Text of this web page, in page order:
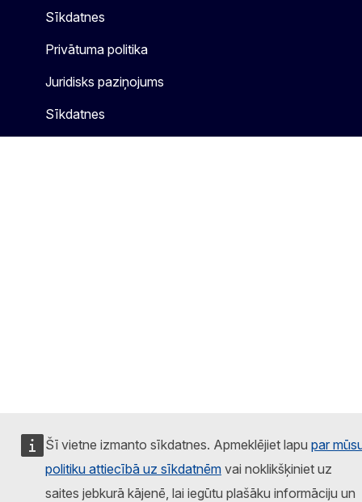
Šī vietne izmanto sīkdatnes. Apmeklējiet lapu par
politiku attiecībā uz sīkdatnēm vai noklikšķiniet uz
saites jebkurā kājenē, lai iegūtu plašāku informāciju un
Sīkdatnes
Privātuma politika
Juridisks paziņojums
Sīkdatnes